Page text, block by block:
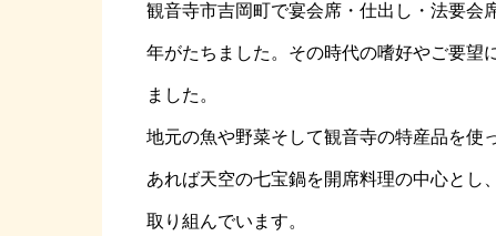
観音寺市吉岡町で宴会席・仕出し・法要会
年がたちました。その時代の嗜好やご要望
ました。
地元の魚や野菜そして観音寺の特産品を使
あれば天空の七宝鍋を開席料理の中心とし
取り組んでいます。